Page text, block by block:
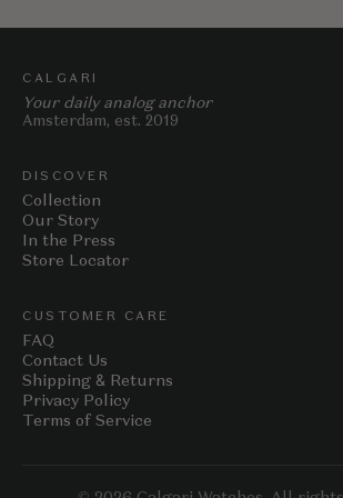
CALGARI
Your daily analog anchor
Amsterdam, est. 2019
DISCOVER
Collection
Our Story
In the Press
Store Locator
CUSTOMER CARE
FAQ
Contact Us
Shipping & Returns
Privacy Policy
Terms of Service